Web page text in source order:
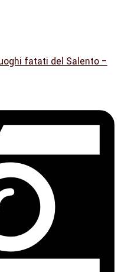
fatati del Salento –